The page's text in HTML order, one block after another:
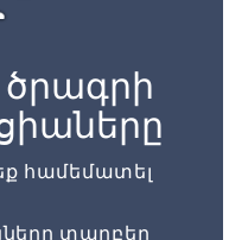
համեմատել
տարբեր